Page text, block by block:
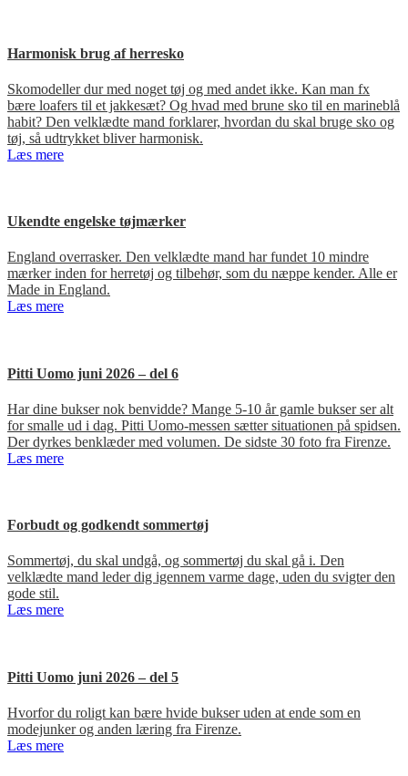
Harmonisk brug af herresko
Skomodeller dur med noget tøj og med andet ikke. Kan man fx
bære loafers til et jakkesæt? Og hvad med brune sko til en marineblå
habit? Den velklædte mand forklarer, hvordan du skal bruge sko og
tøj, så udtrykket bliver harmonisk.
Læs mere
Ukendte engelske tøjmærker
England overrasker. Den velklædte mand har fundet 10 mindre
mærker inden for herretøj og tilbehør, som du næppe kender. Alle er
Made in England.
Læs mere
Pitti Uomo juni 2026 – del 6
Har dine bukser nok benvidde? Mange 5-10 år gamle bukser ser alt
for smalle ud i dag. Pitti Uomo-messen sætter situationen på spidsen.
Der dyrkes benklæder med volumen. De sidste 30 foto fra Firenze.
Læs mere
Forbudt og godkendt sommertøj
Sommertøj, du skal undgå, og sommertøj du skal gå i. Den
velklædte mand leder dig igennem varme dage, uden du svigter den
gode stil.
Læs mere
Pitti Uomo juni 2026 – del 5
Hvorfor du roligt kan bære hvide bukser uden at ende som en
modejunker og anden læring fra Firenze.
Læs mere